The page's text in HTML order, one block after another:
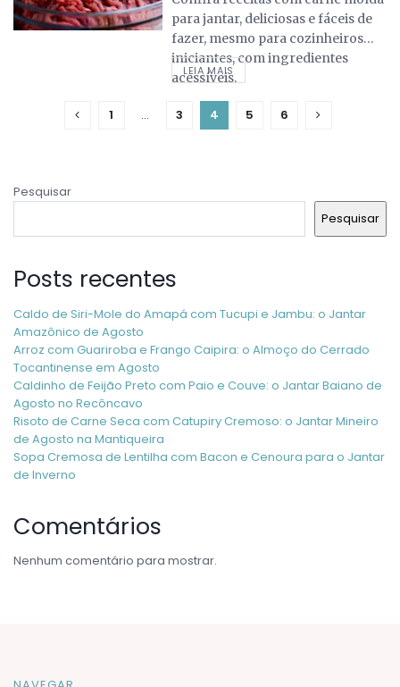
para jantar, deliciosas e fáceis de
fazer, mesmo para cozinheiros
iniciantes, com ingredientes
acessíveis.
LEIA MAIS
1 … 3 4 5 6
Pesquisar
Pesquisar
Posts recentes
Caldo de Siri-Mole do Amapá com Tucupi e Jambu: o Jantar
Amazônico de Agosto
Arroz com Guariroba e Frango Caipira: o Almoço do Cerrado
Tocantinense em Agosto
Caldinho de Feijão Preto com Paio e Couve: o Jantar Baiano de
Agosto no Recôncavo
Risoto de Carne Seca com Catupiry Cremoso: o Jantar Mineiro
de Agosto na Mantiqueira
Sopa Cremosa de Lentilha com Bacon e Cenoura para o Jantar
de Inverno
Comentários
Nenhum comentário para mostrar.